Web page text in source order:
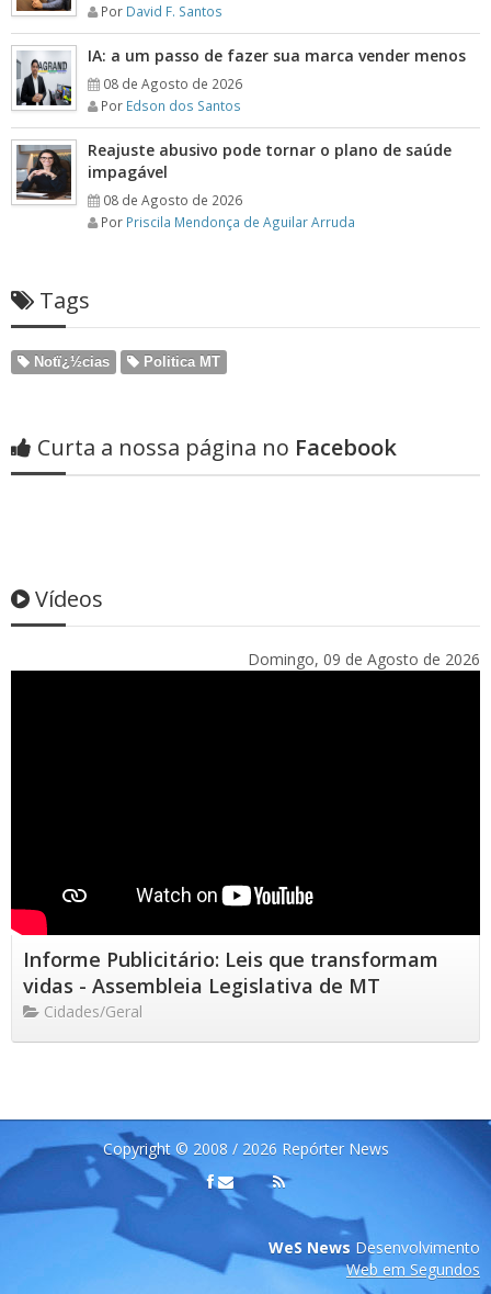
Por David F. Santos
IA: a um passo de fazer sua marca vender menos
08 de Agosto de 2026
Por Edson dos Santos
Reajuste abusivo pode tornar o plano de saúde
impagável
08 de Agosto de 2026
Por Priscila Mendonça de Aguilar Arruda
Tags
Notï¿½cias Politica MT
Curta a nossa página no Facebook
Vídeos
Domingo, 09 de Agosto de 2026
Informe Publicitário: Leis que transformam
vidas - Assembleia Legislativa de MT
Cidades/Geral
Copyright © 2008 / 2026 Repórter News
WeS News Desenvolvimento
Web em Segundos